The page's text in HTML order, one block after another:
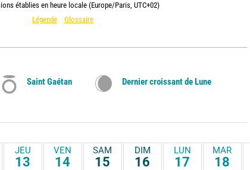
établies en heure locale (Europe/Paris, UTC+02)
Légende
Glossaire
Saint Gaétan Dernier croissant de Lune
JEU
13
VEN
14
SAM
15
DIM
16
LUN
17
MAR
18